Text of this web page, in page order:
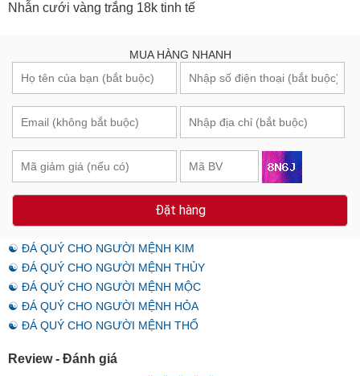
Nhẫn cưới vàng trắng 18k tinh tế
MUA HÀNG NHANH
Đặt hàng
☯ ĐÁ QUÝ CHO NGƯỜI MỆNH KIM
☯ ĐÁ QUÝ CHO NGƯỜI MỆNH THỦY
☯ ĐÁ QUÝ CHO NGƯỜI MỆNH MỘC
☯ ĐÁ QUÝ CHO NGƯỜI MỆNH HỎA
☯ ĐÁ QUÝ CHO NGƯỜI MỆNH THỔ
Review - Đánh giá